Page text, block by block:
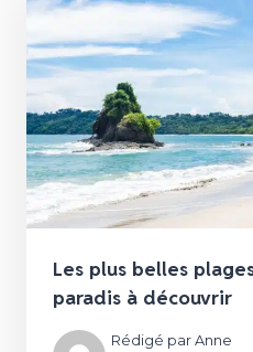
Les plus belles
paradis à découvrir
Rédigé par Anne